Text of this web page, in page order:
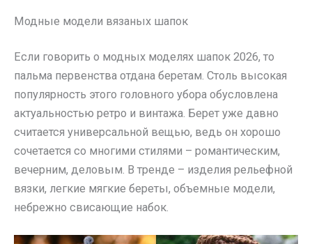
Модные модели вязаных шапок
Если говорить о модных моделях шапок 2026, то
пальма первенства отдана беретам. Столь высокая
популярность этого головного убора обусловлена
актуальностью ретро и винтажа. Берет уже давно
считается универсальной вещью, ведь он хорошо
сочетается со многими стилями – романтическим,
вечерним, деловым. В тренде – изделия рельефной
вязки, легкие мягкие береты, объемные модели,
небрежно свисающие набок.